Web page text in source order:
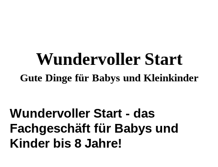
Wundervoller Start
Gute Dinge für Babys und Kleinkinder
Wundervoller Start - das
Fachgeschäft für Babys und
Kinder bis 8 Jahre!